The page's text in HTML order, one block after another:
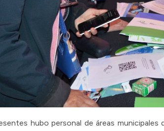
hubo personal de áreas